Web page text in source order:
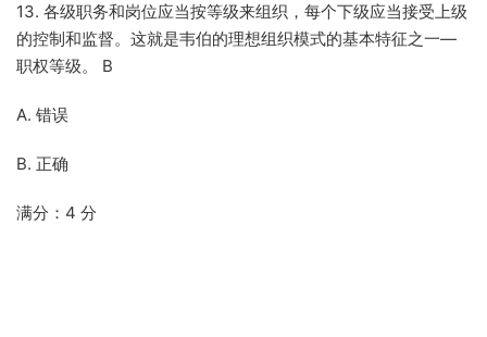
13. 各级职务和岗位应当按等级来组织，每个下级应当接受上级
的控制和监督。这就是韦伯的理想组织模式的基本特征之一—
职权等级。 B
A. 错误
B. 正确
满分：4 分